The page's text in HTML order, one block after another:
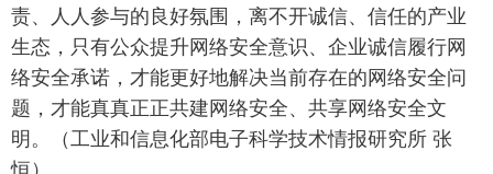
责、人人参与的良好氛围，离不开诚信、信任的产业
生态，只有公众提升网络安全意识、企业诚信履行网
络安全承诺，才能更好地解决当前存在的网络安全问
题，才能真真正正共建网络安全、共享网络安全文
明。（工业和信息化部电子科学技术情报研究所 张
恒）